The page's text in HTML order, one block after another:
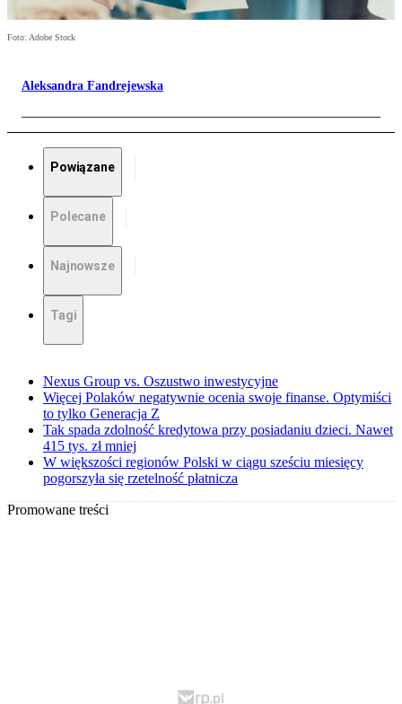
Foto: Adobe Stock
Aleksandra Fandrejewska
Powiązane
Polecane
Najnowsze
Tagi
Nexus Group vs. Oszustwo inwestycyjne
Więcej Polaków negatywnie ocenia swoje finanse. Optymiści
to tylko Generacja Z
Tak spada zdolność kredytowa przy posiadaniu dzieci. Nawet
415 tys. zł mniej
W większości regionów Polski w ciągu sześciu miesięcy
pogorszyła się rzetelność płatnicza
Promowane treści